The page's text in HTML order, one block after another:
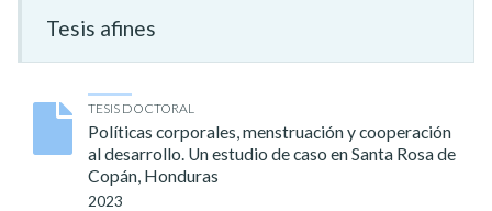
Tesis afines
TESIS DOCTORAL
Políticas corporales, menstruación y cooperación
al desarrollo. Un estudio de caso en Santa Rosa de
Copán, Honduras
2023